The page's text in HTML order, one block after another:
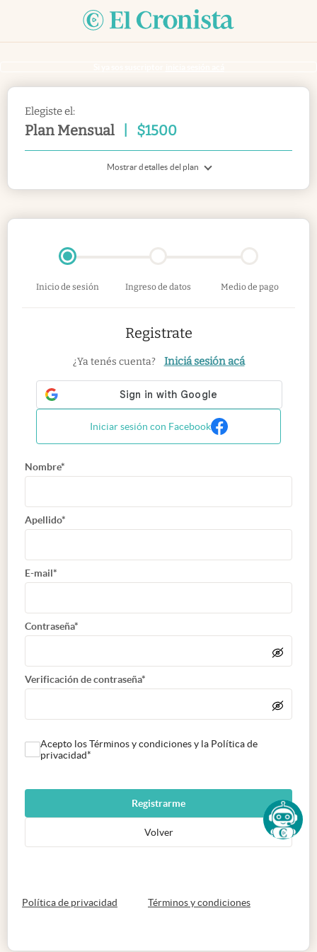
Elegiste el:
Plan Mensual $1500
Mostrar detalles del plan
Inicio de sesión Ingreso de datos Medio de pago
Registrate
¿Ya tenés cuenta? Iniciá sesión acá
Iniciar sesión con Facebook
Nombre*
Apellido*
E-mail*
Contraseña*
Verificación de contraseña*
Acepto los Términos y condiciones y la Política de
privacidad*
Registrarme
Volver
Política de privacidad abre en nueva pestaña
Términos y condicionesabre en nueva